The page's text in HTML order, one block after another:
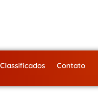
Classificados Contato